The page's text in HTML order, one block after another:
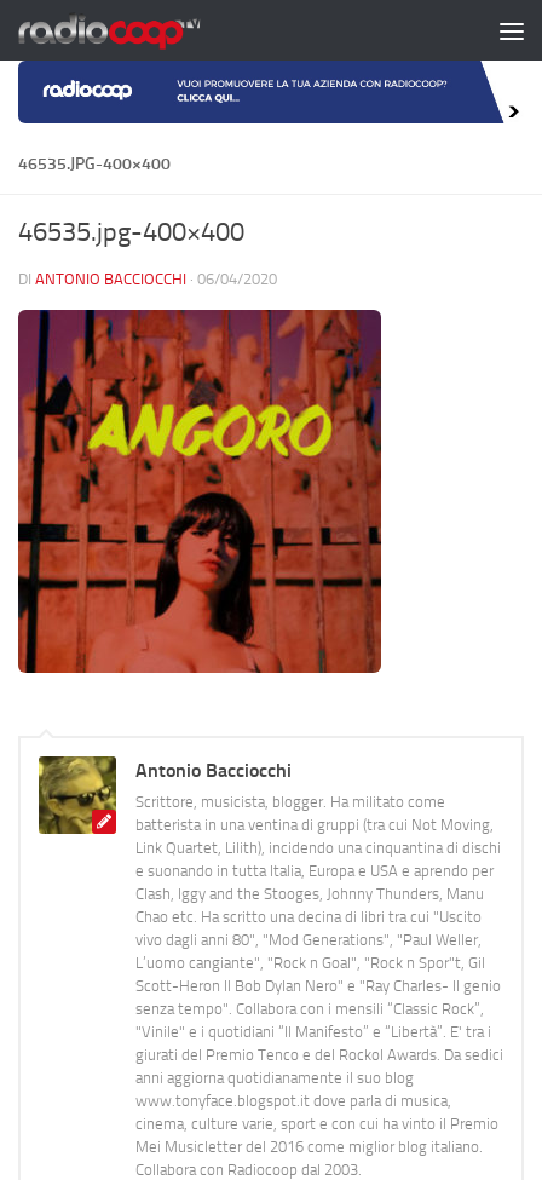
Salta al contenuto
46535.JPG-400×400
46535.jpg-400×400
DI ANTONIO BACCIOCCHI · 06/04/2020
Antonio Bacciocchi
Scrittore, musicista, blogger. Ha militato come
batterista in una ventina di gruppi (tra cui Not Moving,
Link Quartet, Lilith), incidendo una cinquantina di dischi
e suonando in tutta Italia, Europa e USA e aprendo per
Clash, Iggy and the Stooges, Johnny Thunders, Manu
Chao etc. Ha scritto una decina di libri tra cui "Uscito
vivo dagli anni 80", "Mod Generations", "Paul Weller,
L’uomo cangiante", "Rock n Goal", "Rock n Spor"t, Gil
Scott-Heron Il Bob Dylan Nero" e "Ray Charles- Il genio
senza tempo". Collabora con i mensili “Classic Rock”,
"Vinile" e i quotidiani “Il Manifesto” e “Libertà”. E' tra i
giurati del Premio Tenco e del Rockol Awards. Da sedici
anni aggiorna quotidianamente il suo blog
www.tonyface.blogspot.it dove parla di musica,
cinema, culture varie, sport e con cui ha vinto il Premio
Mei Musicletter del 2016 come miglior blog italiano.
Collabora con Radiocoop dal 2003.